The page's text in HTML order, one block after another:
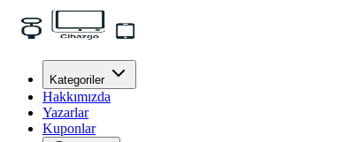
Kategoriler
Hakkımızda
Yazarlar
Kuponlar